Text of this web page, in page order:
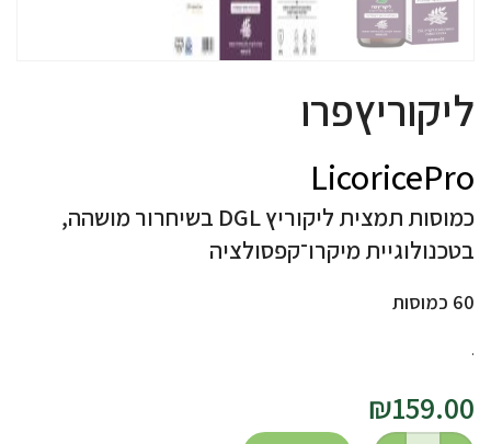
ליקוריץפרו
LicoricePro
כמוסות תמצית ליקוריץ DGL בשיחרור מושהה,
בטכנולוגיית מיקרו־קפסולציה
60 כמוסות
.
₪159.00